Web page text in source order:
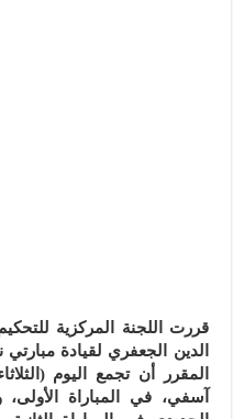
قررت اللجنة المركزية
الدين الجعفري لقيادة
المقرر أن تجمع اليوم
آسفي، في المباراة